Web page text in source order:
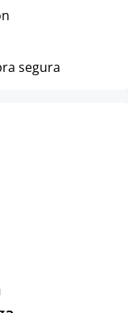
segura